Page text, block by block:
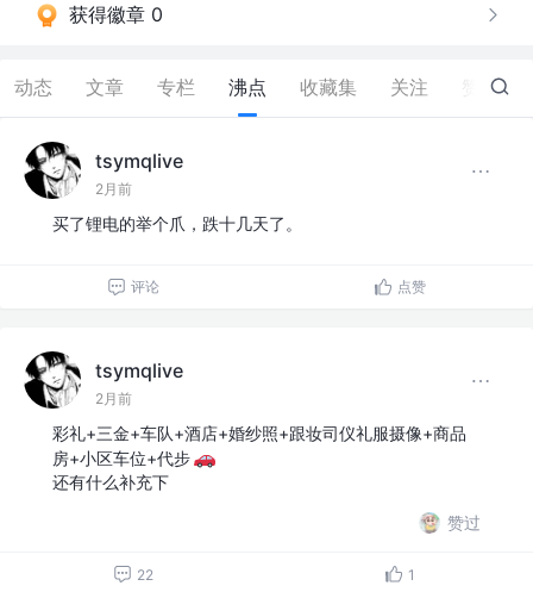
获得徽章 0
动态 文章 专栏 沸点 收藏集 关注 24
tsymqlive
2月前
买了锂电的举个爪，跌十几天了。
评论 点赞
tsymqlive
2月前
彩礼+三金+车队+酒店+婚纱照+跟妆司仪礼服摄像+商品
房+小区车位+代步
还有什么补充下
赞过
22 1